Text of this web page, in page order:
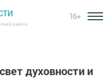
район
16+
духовности и